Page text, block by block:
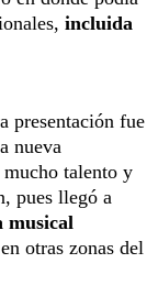
incluida
presentación fue
nueva
mucho talento y
pues llegó a
musical
otras zonas del